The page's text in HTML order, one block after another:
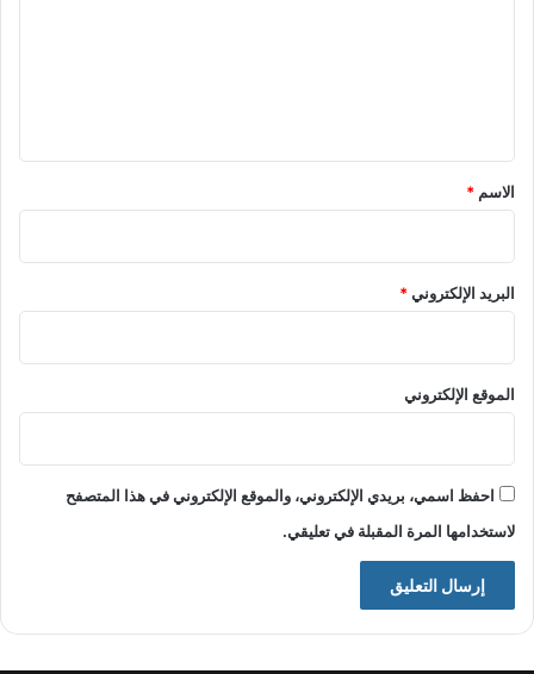
*
الاسم *
البريد الإلكتروني*
الموقع الإلكتروني
احفظ اسمي، بريدي الإلكتروني، والموقع الإلكتروني في هذا المتصفح
لاستخدامها المرة المقبلة في تعليقي.